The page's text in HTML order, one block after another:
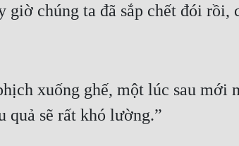
chúng ta đã sắp chết đói rồi,
xuống ghế, một lúc sau mới
quả sẽ rất khó lường.”